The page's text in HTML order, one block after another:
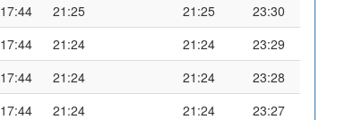
17:44 21:25 21:25
23:30
17:44 21:24 21:24
23:29
17:44 21:24 21:24
23:28
17:44 21:24 21:24
23:27